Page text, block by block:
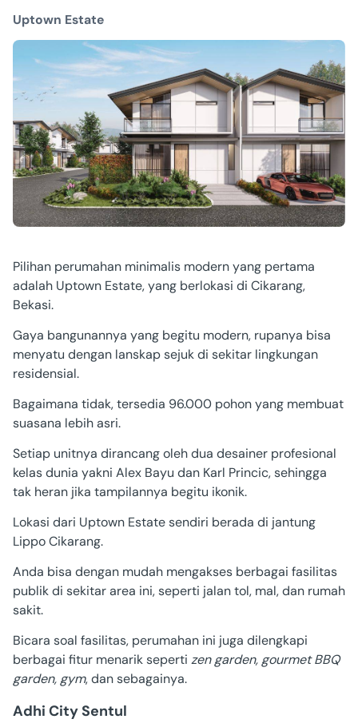
Uptown Estate
Pilihan perumahan minimalis modern yang pertama
adalah Uptown Estate, yang berlokasi di Cikarang,
Bekasi.
Gaya bangunannya yang begitu modern, rupanya bisa
menyatu dengan lanskap sejuk di sekitar lingkungan
residensial.
Bagaimana tidak, tersedia 96.000 pohon yang membuat
suasana lebih asri.
Setiap unitnya dirancang oleh dua desainer profesional
kelas dunia yakni Alex Bayu dan Karl Princic, sehingga
tak heran jika tampilannya begitu ikonik.
Lokasi dari Uptown Estatesendiri berada di jantung
Lippo Cikarang.
Anda bisa dengan mudah mengakses berbagai fasilitas
publik di sekitar area ini, seperti jalan tol, mal, dan rumah
sakit.
Bicara soal fasilitas, perumahan ini juga dilengkapi
berbagai fitur menarik seperti zen garden, gourmet BBQ
garden, gym, dan sebagainya.
Adhi City Sentul